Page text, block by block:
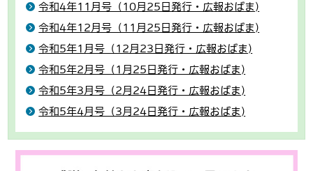
令和4年11月号（10月25日発行・広報おばま)
令和4年12月号（11月25日発行・広報おばま)
令和5年1月号（12月23日発行・広報おばま)
令和5年2月号（1月25日発行・広報おばま)
令和5年3月号（2月24日発行・広報おばま)
令和5年4月号（3月24日発行・広報おばま)